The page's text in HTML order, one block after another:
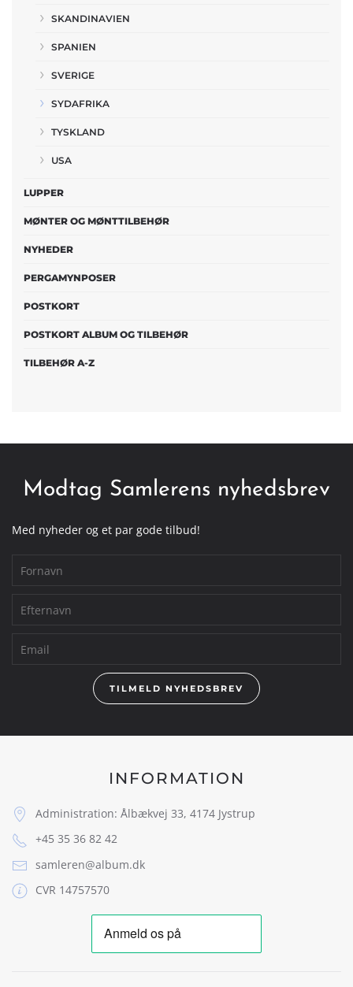
SKANDINAVIEN
SPANIEN
SVERIGE
SYDAFRIKA
TYSKLAND
USA
LUPPER
MØNTER OG MØNTTILBEHØR
NYHEDER
PERGAMYNPOSER
POSTKORT
POSTKORT ALBUM OG TILBEHØR
TILBEHØR A-Z
Modtag Samlerens nyhedsbrev
Med nyheder og et par gode tilbud!
TILMELD NYHEDSBREV
INFORMATION
Administration: Ålbækvej 33, 4174 Jystrup
+45 35 36 82 42
samleren@album.dk
CVR 14757570